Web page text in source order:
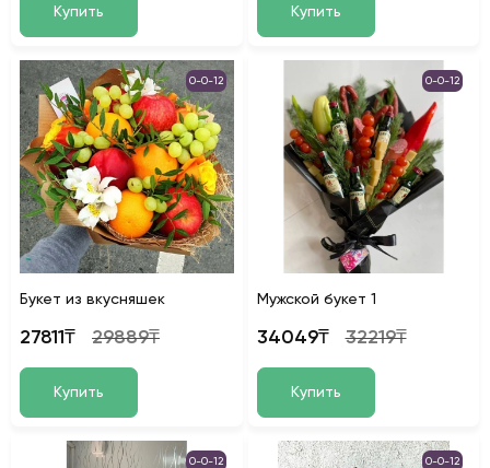
Купить Купить
0-0-12
Букет из вкусняшек
27811₸ 29889₸
Купить
0-0-12
Мужской букет 1
34049₸ 32219₸
Купить
0-0-12 0-0-12